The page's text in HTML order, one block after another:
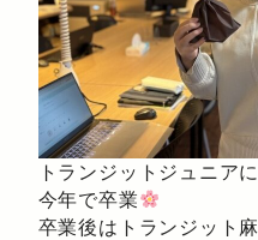
トランジットジュニア
今年で卒業
卒業後はトランジット